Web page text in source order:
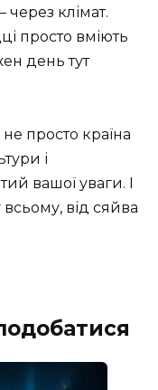
через клімат.
просто вміють
день тут
просто країна
і
вашої уваги. І
всьому, від сяйва